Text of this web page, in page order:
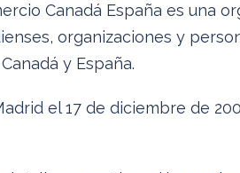
Canadá España es una
organizaciones y
y España.
el 17 de diciembre de